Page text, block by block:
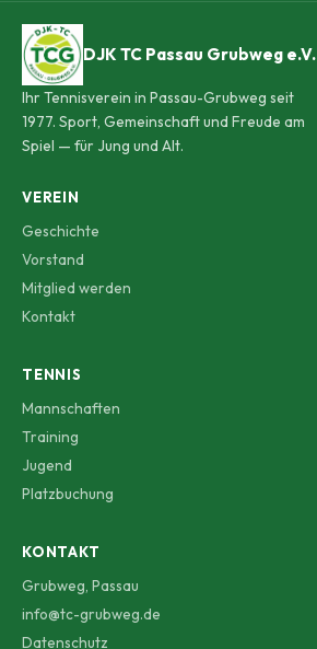
DJK TC Passau Grubweg e.V.
Ihr Tennisverein in Passau-Grubweg seit
1977. Sport, Gemeinschaft und Freude am
Spiel — für Jung und Alt.
VEREIN
Geschichte
Vorstand
Mitglied werden
Kontakt
TENNIS
Mannschaften
Training
Jugend
Platzbuchung
KONTAKT
Grubweg, Passau
info@tc-grubweg.de
Datenschutz